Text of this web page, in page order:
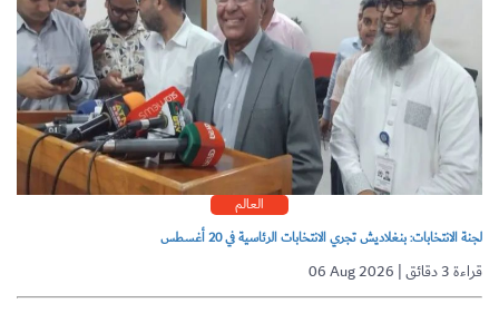
العالم
لجنة الانتخابات: بنغلاديش تجري الانتخابات الرئاسية في 20 أغسطس
06 Aug 2026 | قراءة 3 دقائق